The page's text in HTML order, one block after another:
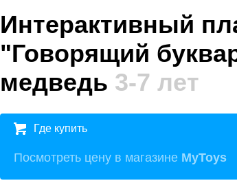
Интерактивный
"Говорящий
медведь 3-7 лет
Где купить
Посмотреть цену в магазине MyToys